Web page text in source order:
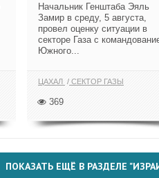
Начальник Генштаба Эяль
Замир в среду, 5 августа,
провел оценку ситуации в
секторе Газа с
Южного...
ЦАХАЛ СЕКТОР ГАЗЫ
369
ПОКАЗАТЬ ЕЩЁ В РАЗДЕЛЕ